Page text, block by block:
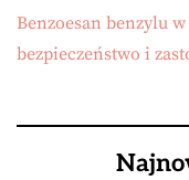
Benzoesan benzylu
bezpieczeństwo i